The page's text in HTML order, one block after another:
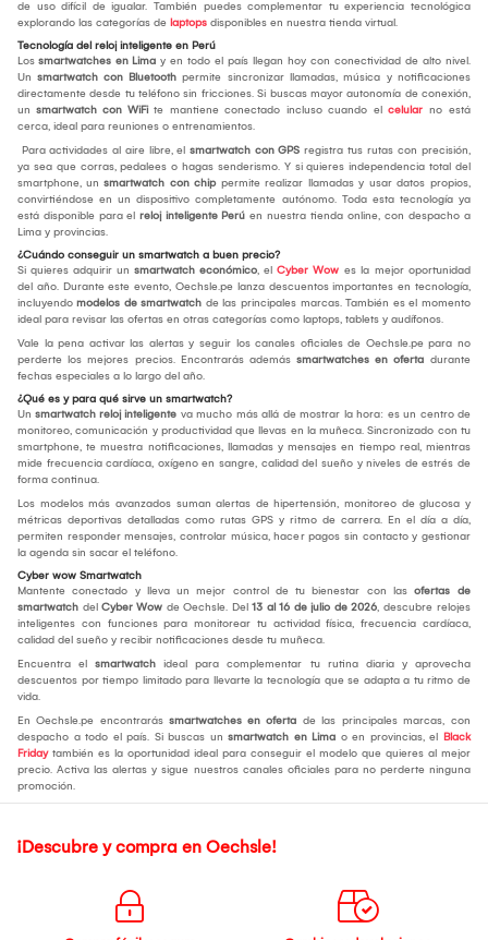
de uso difícil de igualar. También puedes complementar tu experiencia tecnológica
explorando las categorías de laptops disponibles en nuestra tienda virtual.
Tecnología del reloj inteligente en Perú
Los smartwatches en Lima y en todo el país llegan hoy con conectividad de alto nivel.
Un smartwatch con Bluetooth permite sincronizar llamadas, música y notificaciones
directamente desde tu teléfono sin fricciones. Si buscas mayor autonomía de conexión,
un smartwatch con WiFi te mantiene conectado incluso cuando el celular no está
cerca, ideal para reuniones o entrenamientos.
Para actividades al aire libre, el smartwatch con GPS registra tus rutas con precisión,
ya sea que corras, pedalees o hagas senderismo. Y si quieres independencia total del
smartphone, un smartwatch con chippermite realizar llamadas y usar datos propios,
convirtiéndose en un dispositivo completamente autónomo. Toda esta tecnología ya
está disponible para el reloj inteligente Perú en nuestra tienda online, con despacho a
Lima y provincias.
¿Cuándo conseguir un smartwatch a buen precio?
Si quieres adquirir un smartwatch económico, el Cyber Wow es la mejor oportunidad
del año. Durante este evento, Oechsle.pe lanza descuentos importantes en tecnología,
incluyendo modelos de smartwatch de las principales marcas. También es el momento
ideal para revisar las ofertas en otras categorías como laptops, tablets y audífonos.
Vale la pena activar las alertas y seguir los canales oficiales de Oechsle.pe para no
perderte los mejores precios. Encontrarás además smartwatches en oferta durante
fechas especiales a lo largo del año.
¿Qué es y para qué sirve un smartwatch?
Un smartwatch reloj inteligente va mucho más allá de mostrar la hora: es un centro de
monitoreo, comunicación y productividad que llevas en la muñeca. Sincronizado con tu
smartphone, te muestra notificaciones, llamadas y mensajes en tiempo real, mientras
mide frecuencia cardíaca, oxígeno en sangre, calidad del sueño y niveles de estrés de
forma continua.
Los modelos más avanzados suman alertas de hipertensión, monitoreo de glucosa y
métricas deportivas detalladas como rutas GPS y ritmo de carrera. En el día a día,
permiten responder mensajes, controlar música, hacer pagos sin contacto y gestionar
la agenda sin sacar el teléfono.
Cyber wow Smartwatch
Mantente conectado y lleva un mejor control de tu bienestar con las ofertas de
smartwatch del Cyber Wow de Oechsle. Del 13 al 16 de julio de 2026, descubre relojes
inteligentes con funciones para monitorear tu actividad física, frecuencia cardíaca,
calidad del sueño y recibir notificaciones desde tu muñeca.
Encuentra el smartwatch ideal para complementar tu rutina diaria y aprovecha
descuentos por tiempo limitado para llevarte la tecnología que se adapta a tu ritmo de
vida.
En Oechsle.pe encontrarás smartwatches en oferta de las principales marcas, con
despacho a todo el país. Si buscas un smartwatch en Lima o en provincias, el Black
Fridaytambién es la oportunidad ideal para conseguir el modelo que quieres al mejor
precio. Activa las alertas y sigue nuestros canales oficiales para no perderte ninguna
promoción.
¡Descubre y compra en Oechsle!